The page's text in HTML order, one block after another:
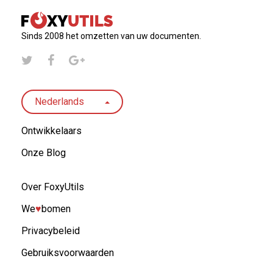
Sinds 2008 het omzetten van uw documenten.
Nederlands
Ontwikkelaars
Onze Blog
Over FoxyUtils
We♥︎bomen
Privacybeleid
Gebruiksvoorwaarden